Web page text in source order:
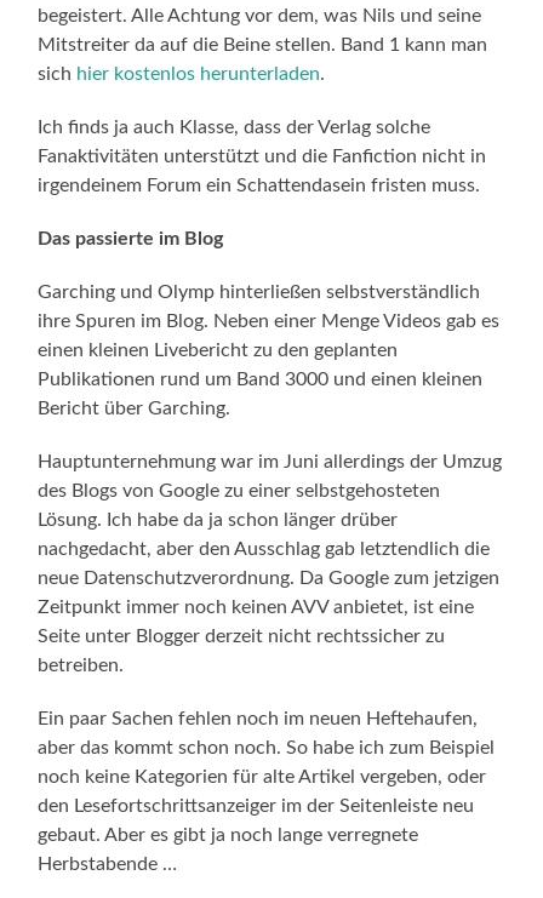
begeistert. Alle Achtung vor dem, was Nils und seine
Mitstreiter da auf die Beine stellen. Band 1 kann man
sich hier kostenlos herunterladen.
Ich finds ja auch Klasse, dass der Verlag solche
Fanaktivitäten unterstützt und die Fanfiction nicht in
irgendeinem Forum ein Schattendasein fristen muss.
Das passierte im Blog
Garching und Olymp hinterließen selbstverständlich
ihre Spuren im Blog. Neben einer Menge Videos gab es
einen kleinen Livebericht zu den geplanten
Publikationen rund um Band 3000 und einen kleinen
Bericht über Garching.
Hauptunternehmung war im Juni allerdings der Umzug
des Blogs von Google zu einer selbstgehosteten
Lösung. Ich habe da ja schon länger drüber
nachgedacht, aber den Ausschlag gab letztendlich die
neue Datenschutzverordnung. Da Google zum jetzigen
Zeitpunkt immer noch keinen AVV anbietet, ist eine
Seite unter Blogger derzeit nicht rechtssicher zu
betreiben.
Ein paar Sachen fehlen noch im neuen Heftehaufen,
aber das kommt schon noch. So habe ich zum Beispiel
noch keine Kategorien für alte Artikel vergeben, oder
den Lesefortschrittsanzeiger im der Seitenleiste neu
gebaut. Aber es gibt ja noch lange verregnete
Herbstabende …